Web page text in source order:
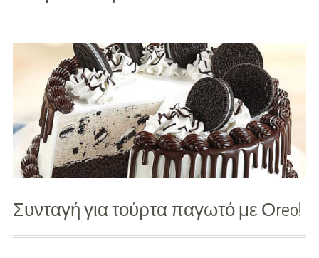
Διασκέδαση
Εκπαίδευση
Βάπτιση
Οργάνωση
Βάπτισης
Διάσημες
Συνταγή για τούρτα παγωτό με Οreo!